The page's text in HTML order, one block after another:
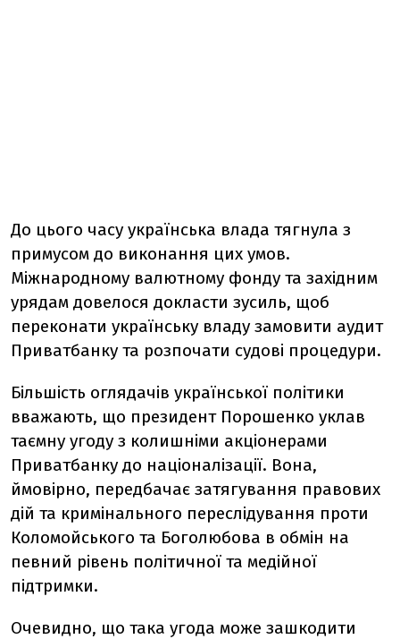
До цього часу українська влада тягнула з
примусом до виконання цих умов.
Міжнародному валютному фонду та західним
урядам довелося докласти зусиль, щоб
переконати українську владу замовити аудит
Приватбанку та розпочати судові процедури.
Більшість оглядачів української політики
вважають, що президент Порошенко уклав
таємну угоду з колишніми акціонерами
Приватбанку до націоналізації. Вона,
ймовірно, передбачає затягування правових
дій та кримінального переслідування проти
Коломойського та Боголюбова в обмін на
певний рівень політичної та медійної
підтримки.
Очевидно, що така угода може зашкодити